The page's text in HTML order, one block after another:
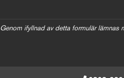
Genom ifyllnad av detta formulär lämnas